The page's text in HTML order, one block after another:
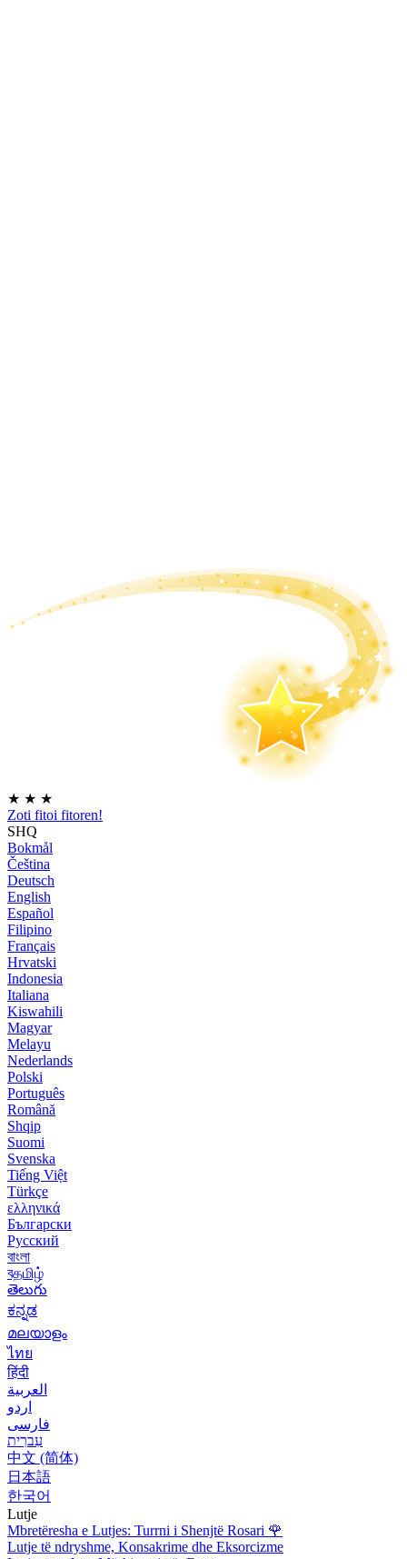
★ ★ ★
Zoti fitoi fitoren!
SHQ
Bokmål
Čeština
Deutsch
English
Español
Filipino
Français
Hrvatski
Indonesia
Italiana
Kiswahili
Magyar
Melayu
Nederlands
Polski
Português
Română
Shqip
Suomi
Svenska
Tiếng Việt
Türkçe
ελληνικά
Български
Русский
বাংলা
বதமிழ்
తెలుగు
ಕನ್ನಡ
മലയാളം
ไทย
हिंदी
العربية
اردو
فارسی
עִברִית
中文 (简体)
日本語
한국어
Lutje
Mbretëresha e Lutjes: Turrni i Shenjtë Rosari 🌹
Lutje të ndryshme, Konsakrime dhe Eksorcizme